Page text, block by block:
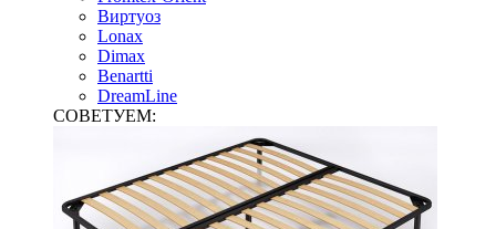
Виртуоз
Lonax
Dimax
Benartti
DreamLine
СОВЕТУЕМ: